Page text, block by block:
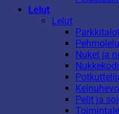
Lelut
Lelut
Nuket ja
Pelit ja